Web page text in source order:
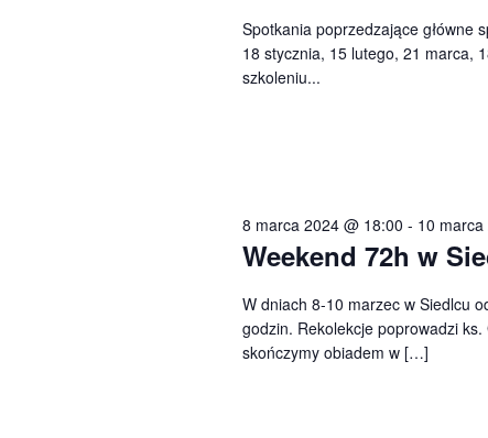
Spotkania poprzedzające główne
18 stycznia, 15 lutego, 21 marca,
szkoleniu...
Weekend 72h w
8 marca 2024 @ 18:00 - 10
W dniach 8-10 marzec w Siedlcu
godzin. Rekolekcje poprowadzi
skończymy obiadem w […]